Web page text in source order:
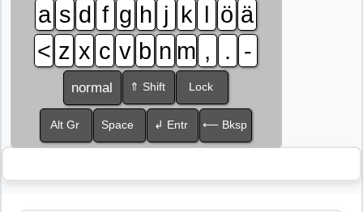
a s d f g h j k l ö ä
< z x c v b n m , . -
normal ⇑ Shift Lock
Alt Gr Space ↲ Entr ⟵ Bksp